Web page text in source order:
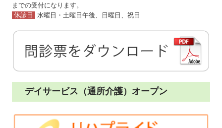
までの受付になります。
休診日
水曜日・土曜日午後、日曜日、祝日
デイサービス（通所介護）オープン